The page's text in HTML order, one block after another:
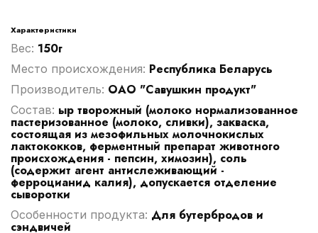
Характеристики
Вес: 150г
Место происхождения: Республика Беларусь
Производитель: ОАО "Савушкин продукт"
Cостав: ыр творожный (молоко нормализованное
пастеризованное (молоко, сливки), закваска,
состоящая из мезофильных молочнокислых
лактококков, ферментный препарат животного
происхождения - пепсин, химозин), соль
(содержит агент антислеживающий -
ферроцианид калия), допускается отделение
сыворотки
Особенности продукта: Для бутербродов и
сэндвичей